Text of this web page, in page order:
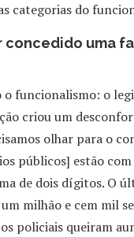
categorias do
concedido uma
funcionalismo: o
criou um
olhar para o
públicos] estão
de dois dígitos. O
milhão e cem mil
policiais queiram